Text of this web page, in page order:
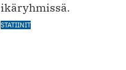
ikäryhmissä.
STATIINIT